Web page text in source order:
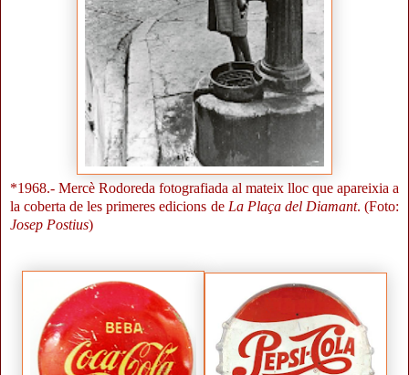
*1968.- Mercè Rodoreda fotografiada al mateix lloc que apareixia a
la coberta de les primeres edicions de La Plaça del Diamant. (Foto:
Josep Postius)